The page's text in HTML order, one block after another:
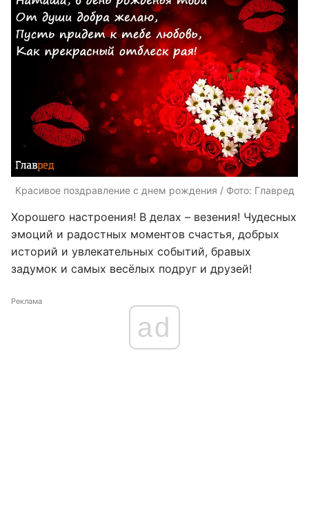
Красивое поздравление с днем рождения / Фото: Главред
Хорошего настроения! В делах – везения! Чудесных
эмоций и радостных моментов счастья, добрых
историй и увлекательных событий, бравых
задумок и самых весёлых подруг и друзей!
Реклама
ad